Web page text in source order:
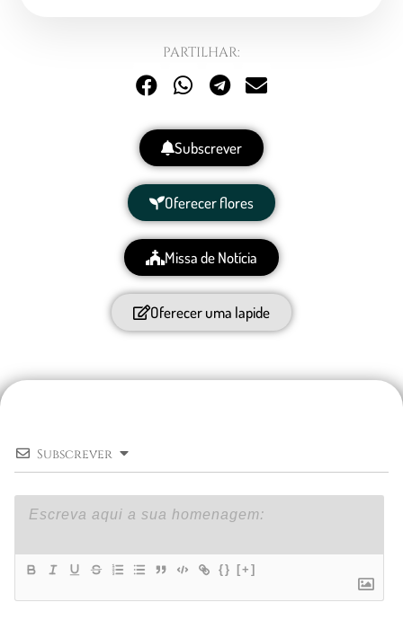
PARTILHAR:
Subscrever
Oferecer flores
Missa de Notícia
Oferecer uma lapide
Subscrever
{} [+]